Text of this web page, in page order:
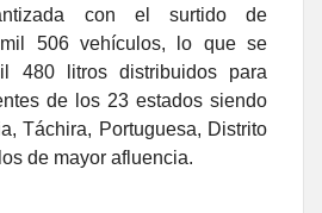
con el surtido de
506 vehículos, lo que se
480 litros distribuidos para
de los 23 estados siendo
Táchira, Portuguesa, Distrito
de mayor afluencia.